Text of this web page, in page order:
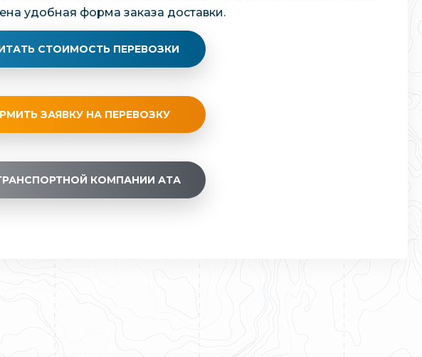
удобная форма заказа доставки.
СТОИМОСТЬ ПЕРЕВОЗКИ
ЗАЯВКУ НА ПЕРЕВОЗКУ
КОМПАНИИ АТА